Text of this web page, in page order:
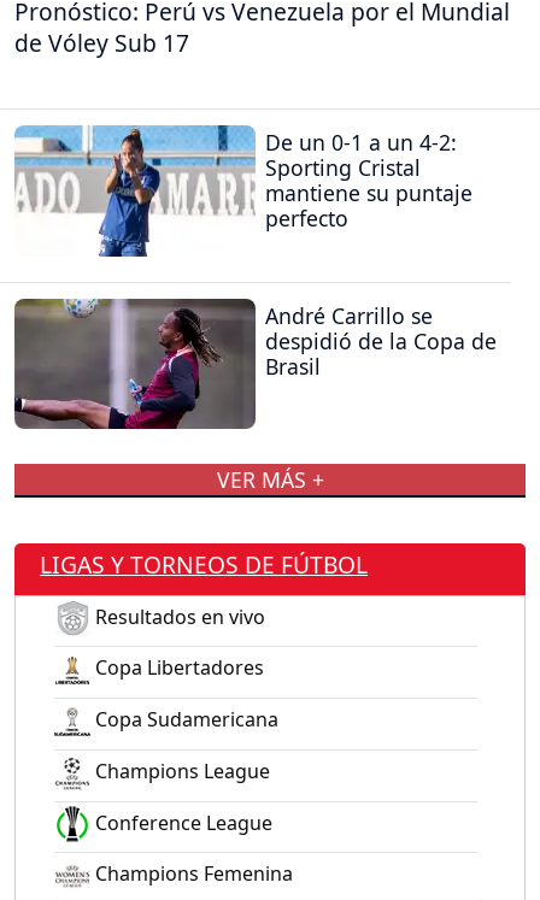
Pronóstico: Perú vs Venezuela por el Mundial
de Vóley Sub 17
De un 0-1 a un 4-2:
Sporting Cristal
mantiene su puntaje
perfecto
André Carrillo se
despidió de la Copa de
Brasil
VER MÁS +
LIGAS Y TORNEOS DE FÚTBOL
Resultados en vivo
Copa Libertadores
Copa Sudamericana
Champions League
Conference League
Champions Femenina